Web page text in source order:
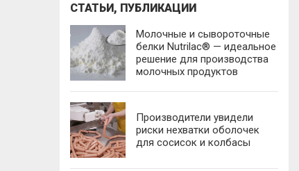
СТАТЬИ, ПУБЛИКАЦИИ
Молочные и сывороточные
белки Nutrilac® — идеальное
решение для производства
молочных продуктов
Производители увидели
риски нехватки оболочек
для сосисок и колбасы